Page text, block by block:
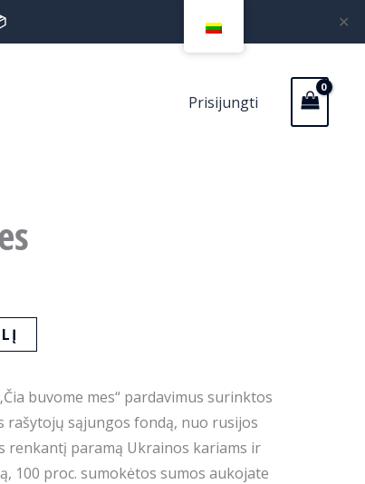
✕
Prisijungti
buvome mes“ pardavimus surinktos
rašytojų sąjungos fondą, nuo rusijos
renkantį paramą Ukrainos kariams ir
100 proc. sumokėtos sumos aukojate